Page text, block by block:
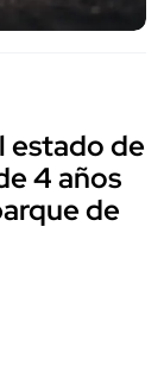
estado de
4 años
de